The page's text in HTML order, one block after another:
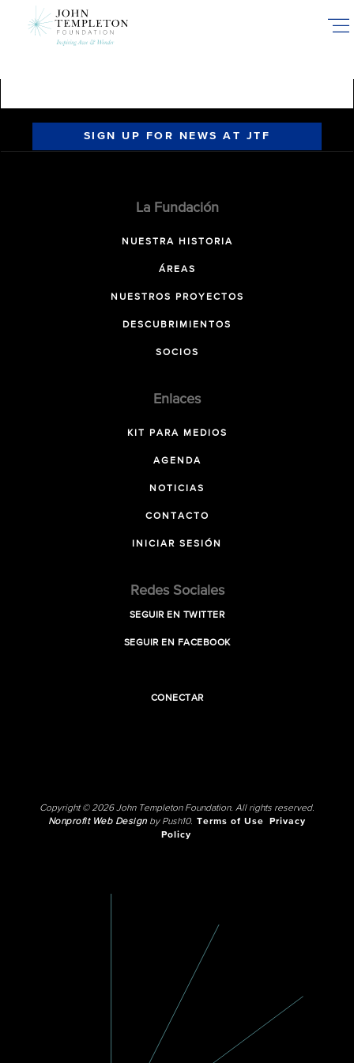
SIGN UP FOR NEWS AT JTF
La Fundación
NUESTRA HISTORIA
ÁREAS
NUESTROS PROYECTOS
DESCUBRIMIENTOS
SOCIOS
Enlaces
KIT PARA MEDIOS
AGENDA
NOTICIAS
CONTACTO
INICIAR SESIÓN
Redes Sociales
SEGUIR EN TWITTER
SEGUIR EN FACEBOOK
CONECTAR
Copyright © 2026 John Templeton Foundation. All rights reserved.
Nonprofit Web Designby Push10. Terms of Use
Privacy
Policy